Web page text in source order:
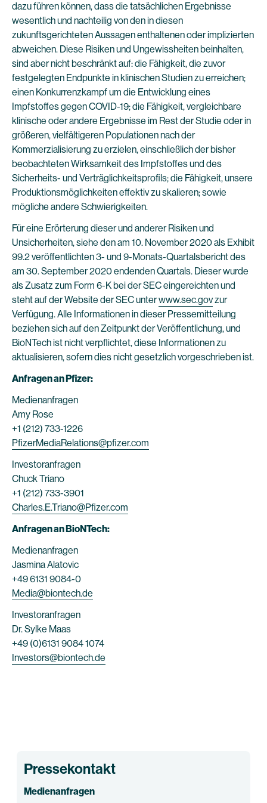
dazu führen können, dass die tatsächlichen Ergebnisse
wesentlich und nachteilig von den in diesen
zukunftsgerichteten Aussagen enthaltenen oder implizierten
abweichen. Diese Risiken und Ungewissheiten beinhalten,
sind aber nicht beschränkt auf: die Fähigkeit, die zuvor
festgelegten Endpunkte in klinischen Studien zu erreichen;
einen Konkurrenzkampf um die Entwicklung eines
Impfstoffes gegen COVID-19; die Fähigkeit, vergleichbare
klinische oder andere Ergebnisse im Rest der Studie oder in
größeren, vielfältigeren Populationen nach der
Kommerzialisierung zu erzielen, einschließlich der bisher
beobachteten Wirksamkeit des Impfstoffes und des
Sicherheits- und Verträglichkeitsprofils; die Fähigkeit, unsere
Produktionsmöglichkeiten effektiv zu skalieren; sowie
mögliche andere Schwierigkeiten.
Für eine Erörterung dieser und anderer Risiken und
Unsicherheiten, siehe den am 10. November 2020 als Exhibit
99.2 veröffentlichten 3- und 9-Monats-Quartalsbericht des
am 30. September 2020 endenden Quartals. Dieser wurde
als Zusatz zum Form 6-K bei der SEC eingereichten und
steht auf der Website der SEC unterwww.sec.govzur
Verfügung. Alle Informationen in dieser Pressemitteilung
beziehen sich auf den Zeitpunkt der Veröffentlichung, und
BioNTech ist nicht verpflichtet, diese Informationen zu
aktualisieren, sofern dies nicht gesetzlich vorgeschrieben ist.
Anfragen an Pfizer:
Medienanfragen
Amy Rose
+1 (212) 733-1226
PfizerMediaRelations@pfizer.com
Investoranfragen
Chuck Triano
+1 (212) 733-3901
Charles.E.Triano@Pfizer.com
Anfragen an BioNTech:
Medienanfragen
Jasmina Alatovic
+49 6131 9084-0
Media@biontech.de
Investoranfragen
Dr. Sylke Maas
+49 (0)6131 9084 1074
Investors@biontech.de
Pressekontakt
Medienanfragen